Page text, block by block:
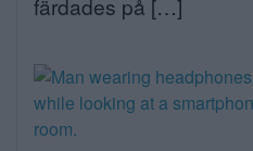
färdades på […]